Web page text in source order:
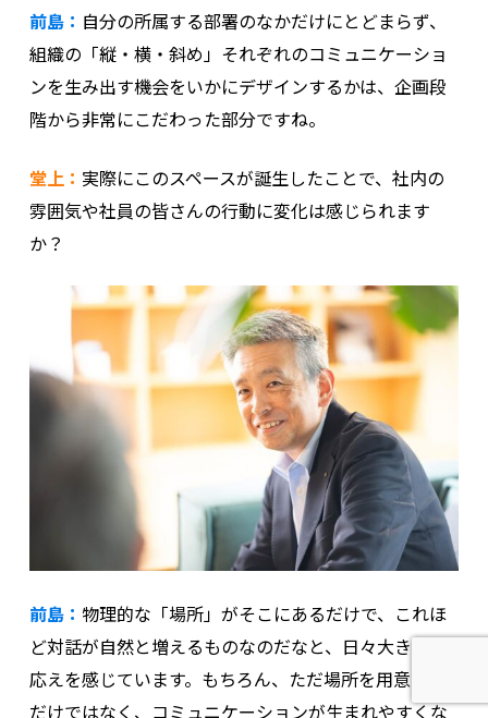
前島： 自分の所属する部署のなかだけにとどまらず、
組織の「縦・横・斜め」それぞれのコミュニケーショ
ンを生み出す機会をいかにデザインするかは、企画段
階から非常にこだわった部分ですね。
堂上： 実際にこのスペースが誕生したことで、社内の
雰囲気や社員の皆さんの行動に変化は感じられます
か？
前島： 物理的な「場所」がそこにあるだけで、これほ
ど対話が自然と増えるものなのだなと、日々大きな手
応えを感じています。もちろん、ただ場所を用意した
だけではなく、コミュニケーションが生まれやすくな